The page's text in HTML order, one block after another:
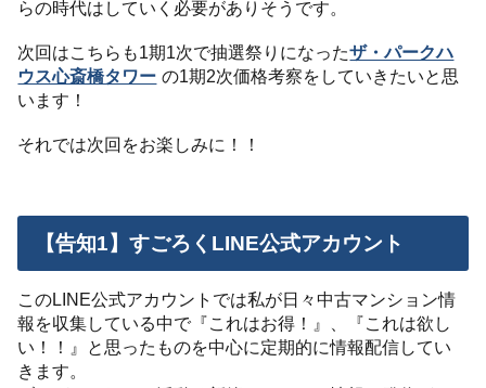
らの時代はしていく必要がありそうです。
次回はこちらも1期1次で抽選祭りになったザ・パークハ
ウス心斎橋タワー の1期2次価格考察をしていきたいと思
います！
それでは次回をお楽しみに！！
【告知1】すごろくLINE公式アカウント
このLINE公式アカウントでは私が日々中古マンション情
報を収集している中で『これはお得！』、『これは欲し
い！！』と思ったものを中心に定期的に情報配信してい
きます。